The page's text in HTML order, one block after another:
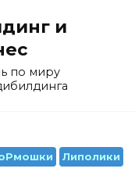
и
по миру
Липолики